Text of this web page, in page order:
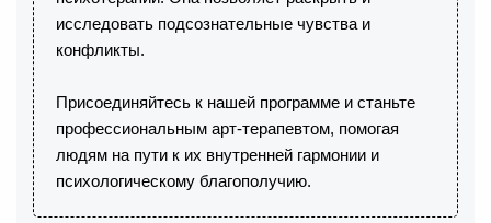
исследовать подсознательные чувства и
конфликты.
Присоединяйтесь к нашей программе и станьте
профессиональным арт-терапевтом, помогая
людям на пути к их внутренней гармонии и
психологическому благополучию.